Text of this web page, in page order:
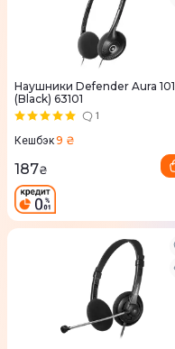
Наушники Defender Aura 101
(Black) 63101
1
Кешбэк9 ₴
187₴